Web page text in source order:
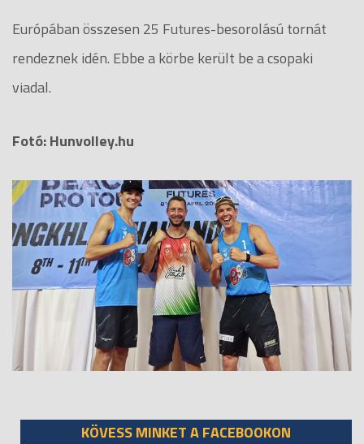
Európában összesen 25 Futures-besorolású tornát
rendeznek idén. Ebbe a körbe került be a csopaki
viadal.
Fotó: Hunvolley.hu
KÖVESS MINKET A FACEBOOKON